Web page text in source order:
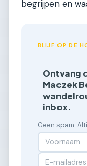
begrijpen en
BLIJF OP DE
Ontvang
Maczek
inbox.
Geen spam.